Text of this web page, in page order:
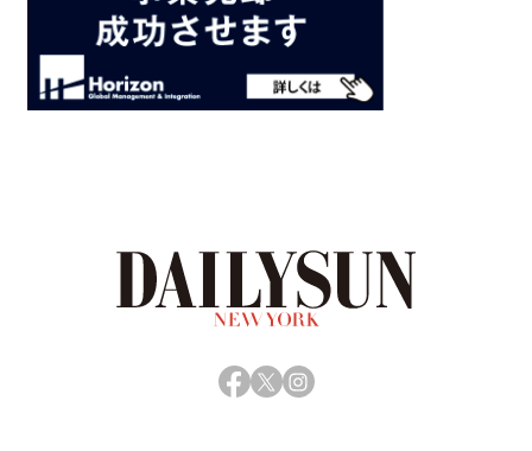
Facebook
X Instagram